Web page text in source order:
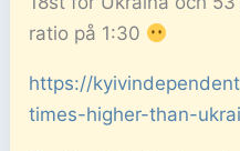
ratio på 1:30
https://
times-higher-than-